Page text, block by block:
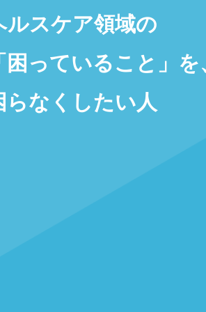
ルスケア領域の
困っていること」を
らなくしたい人